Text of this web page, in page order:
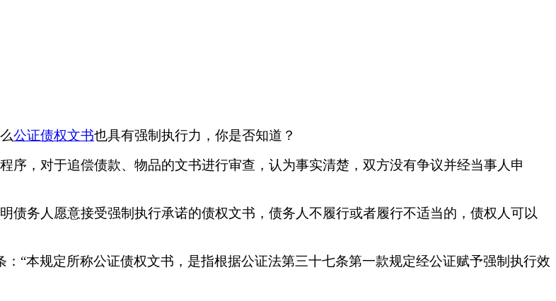
公证债权文书也具有强制执行力，你是否知道？
序，对于追偿债款、物品的文书进行审查，认为事实清楚，双方没有争议并经当事人申
债务人愿意接受强制执行承诺的债权文书，债务人不履行或者履行不适当的，债权人可以
： “本规定所称公证债权文书，是指根据公证法第三十七条第一款规定经公证赋予强制执行效